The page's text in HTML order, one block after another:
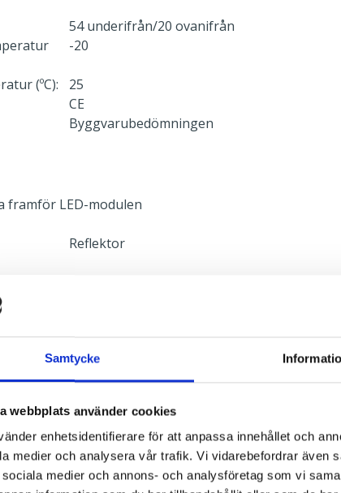
Samtycke
webbplats använder cookies
enhetsidentifierare för att anpassa innehållet och
medier och analysera vår trafik. Vi vidarebefordrar även
medier och annons- och analysföretag som vi
54 underifrån/20 ovanifrån
-20
(ºC):
25
CE
Byggvarubedömningen
framför LED-modulen
Reflektor
på ovansidan där du enkelt väljer
K. Fabriksinställningen är 4000 K, vilket är
Vid 3000 K minskar ljusflödet med cirka
LED-modul
2008 lm
84 lm/W
Direkt, Asym